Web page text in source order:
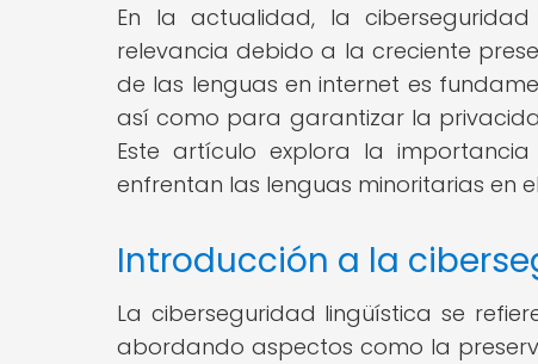
En la actualidad, la
relevancia debido a la creciente
de las lenguas en internet es
así como para garantizar la
Este artículo explora la
enfrentan las lenguas minoritarias en
Introducción a la
La ciberseguridad lingüística se
abordando aspectos como la